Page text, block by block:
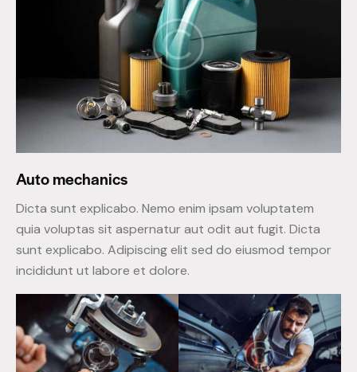
Auto mechanics
Dicta sunt explicabo. Nemo enim ipsam voluptatem
quia voluptas sit aspernatur aut odit aut fugit. Dicta
sunt explicabo. Adipiscing elit sed do eiusmod tempor
incididunt ut labore et dolore.